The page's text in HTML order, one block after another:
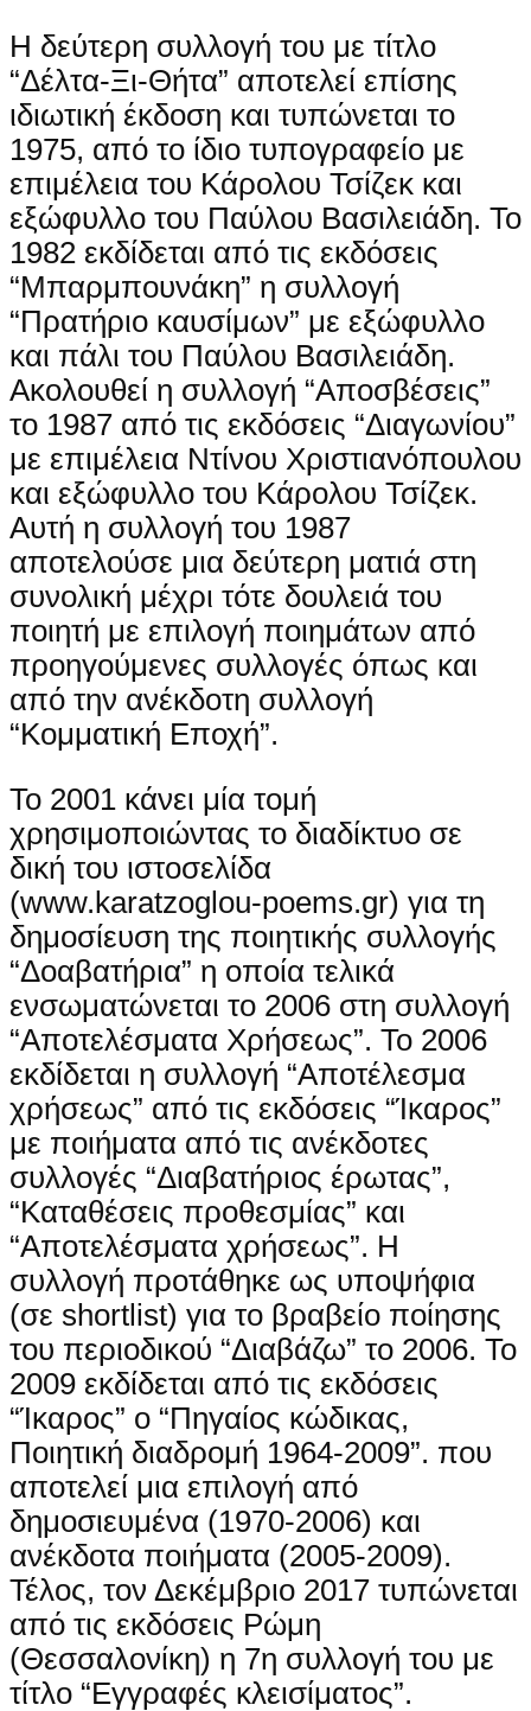
Η δεύτερη συλλογή του με τίτλο
“Δέλτα-Ξι-Θήτα” αποτελεί επίσης
ιδιωτική έκδοση και τυπώνεται το
1975, από το ίδιο τυπογραφείο με
επιμέλεια του Κάρολου Τσίζεκ και
εξώφυλλο του Παύλου Βασιλειάδη. Το
1982 εκδίδεται από τις εκδόσεις
“Μπαρμπουνάκη” η συλλογή
“Πρατήριο καυσίμων” με εξώφυλλο
και πάλι του Παύλου Βασιλειάδη.
Ακολουθεί η συλλογή “Αποσβέσεις”
το 1987 από τις εκδόσεις “Διαγωνίου”
με επιμέλεια Ντίνου Χριστιανόπουλου
και εξώφυλλο του Κάρολου Τσίζεκ.
Αυτή η συλλογή του 1987
αποτελούσε μια δεύτερη ματιά στη
συνολική μέχρι τότε δουλειά του
ποιητή με επιλογή ποιημάτων από
προηγούμενες συλλογές όπως και
από την ανέκδοτη συλλογή
“Κομματική Εποχή”.
Το 2001 κάνει μία τομή
χρησιμοποιώντας το διαδίκτυο σε
δική του ιστοσελίδα
(www.karatzoglou-poems.gr) για τη
δημοσίευση της ποιητικής συλλογής
“Δοαβατήρια” η οποία τελικά
ενσωματώνεται το 2006 στη συλλογή
“Αποτελέσματα Χρήσεως”. Το 2006
εκδίδεται η συλλογή “Αποτέλεσμα
χρήσεως” από τις εκδόσεις “Ίκαρος”
με ποιήματα από τις ανέκδοτες
συλλογές “Διαβατήριος έρωτας”,
“Καταθέσεις προθεσμίας” και
“Αποτελέσματα χρήσεως”. Η
συλλογή προτάθηκε ως υποψήφια
(σε shortlist) για το βραβείο ποίησης
του περιοδικού “Διαβάζω” το 2006. Το
2009 εκδίδεται από τις εκδόσεις
“Ίκαρος” ο “Πηγαίος κώδικας,
Ποιητική διαδρομή 1964-2009”. που
αποτελεί μια επιλογή από
δημοσιευμένα (1970-2006) και
ανέκδοτα ποιήματα (2005-2009).
Τέλος, τον Δεκέμβριο 2017 τυπώνεται
από τις εκδόσεις Ρώμη
(Θεσσαλονίκη) η 7η συλλογή του με
τίτλο “Εγγραφές κλεισίματος”.